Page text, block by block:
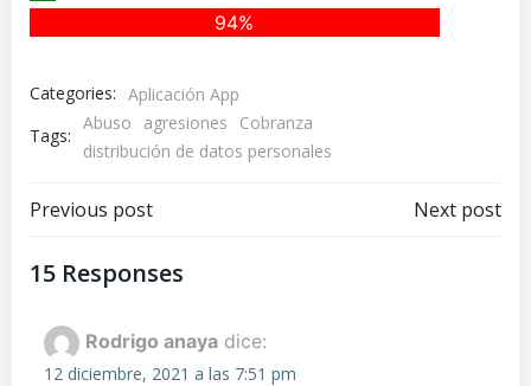
94%
Categories: Aplicación App
Tags:
Abuso agresiones
Cobranza
distribución de datos personales
Navegación
de
entradas
Previous post
Navegación
entradas
Next post
15 Responses
Rodrigo anaya dice:
12 diciembre, 2021 a las 7:51 pm